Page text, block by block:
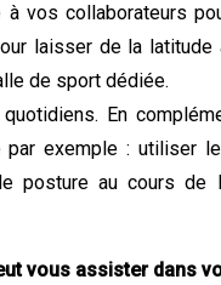
à vos collaborateurs
laisser de la
de sport dédiée.
En
exemple : utiliser
de posture au cours
vous assister dans